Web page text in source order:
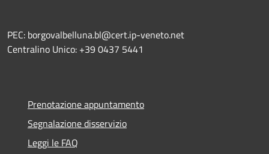
PEC: borgovalbelluna.bl@cert.ip-veneto.net
Centralino Unico: +39 0437 5441
Prenotazione appuntamento
Segnalazione disservizio
Leggi le FAQ